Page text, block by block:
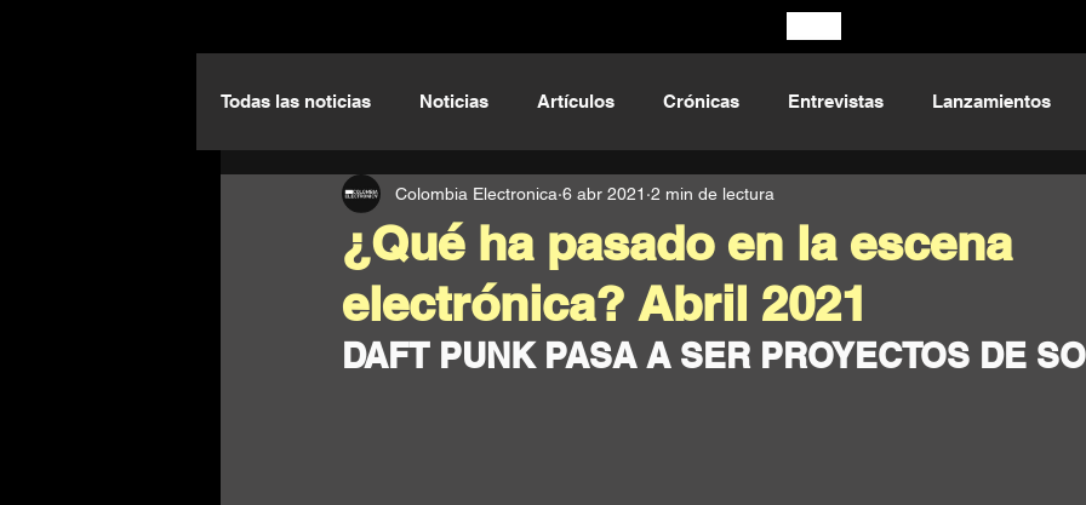
Todas las noticias Noticias Artículos Crónicas Entrevistas Lanzamientos
Live Performance Sessions
¿Qué ha pasado en la escena
electrónica? Abril 2021
Colombia Electronica 6 abr 2021 2 min de lectura
DAFT PUNK PASA A SER PROYECTOS DE